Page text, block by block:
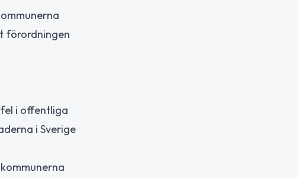
förordningen
i offentliga
i Sverige